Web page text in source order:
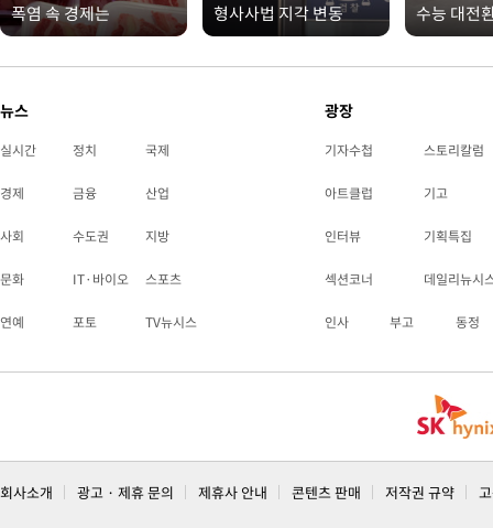
폭염 속 경제는 형사사법 지각 변동 수능 대전
뉴스
실시간 정치 국제
경제 금융 산업
사회 수도권 지방
문화 IT·바이오 스포츠
연예 포토 TV뉴시스
광장
기자수첩 스토리칼럼
아트클럽 기고
인터뷰 기획특집
섹션코너 데일리뉴시
인사 부고 동정
회사소개 광고 · 제휴 문의 제휴사 안내 콘텐츠 판매 저작권 규약